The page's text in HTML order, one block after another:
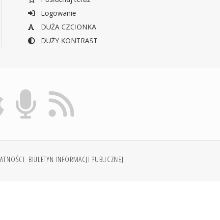
Logowanie
DUŻA CZCIONKA
DUŻY KONTRAST
BIULETYN INFORMACJI PUBLICZNEJ